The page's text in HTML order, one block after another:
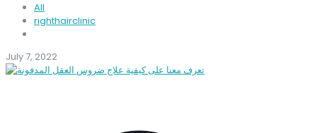
All
righthairclinic
July 7, 2022